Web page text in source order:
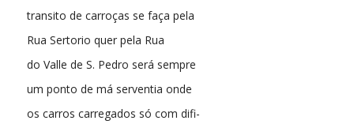
transito de carroças se faça pela
Rua Sertorio quer pela Rua
do Valle de S. Pedro será sempre
um ponto de má serventia onde
os carros carregados só com difi-